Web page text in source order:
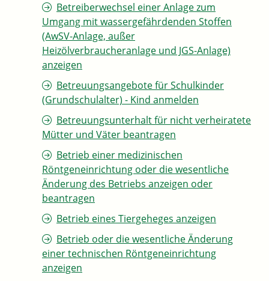
Betreiberwechsel einer Anlage zum
Umgang mit wassergefährdenden Stoffen
(AwSV-Anlage, außer
Heizölverbraucheranlage und JGS-Anlage)
anzeigen
Betreuungsangebote für Schulkinder
(Grundschulalter) - Kind anmelden
Betreuungsunterhalt für nicht verheiratete
Mütter und Väter beantragen
Betrieb einer medizinischen
Röntgeneinrichtung oder die wesentliche
Änderung des Betriebs anzeigen oder
beantragen
Betrieb eines Tiergeheges anzeigen
Betrieb oder die wesentliche Änderung
einer technischen Röntgeneinrichtung
anzeigen